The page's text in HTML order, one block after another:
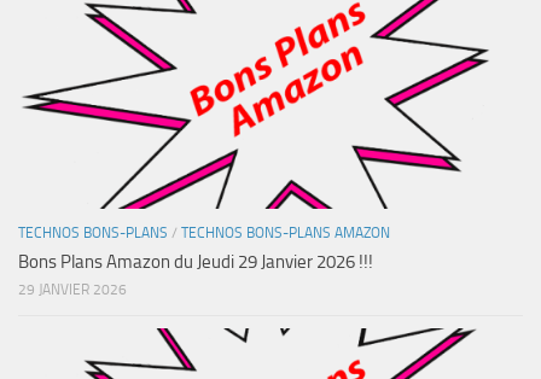
TECHNOS BONS-PLANS / TECHNOS BONS-PLANS AMAZON
Bons Plans Amazon du Jeudi 29 Janvier 2026 !!!
29 JANVIER 2026